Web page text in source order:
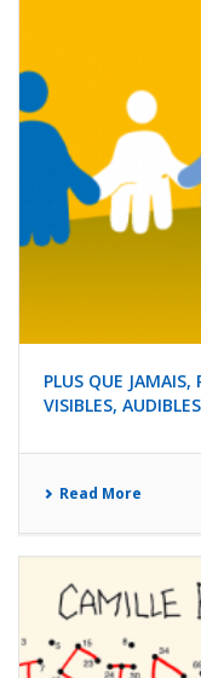
PLUS QUE JAMAIS,
VISIBLES,
Read More